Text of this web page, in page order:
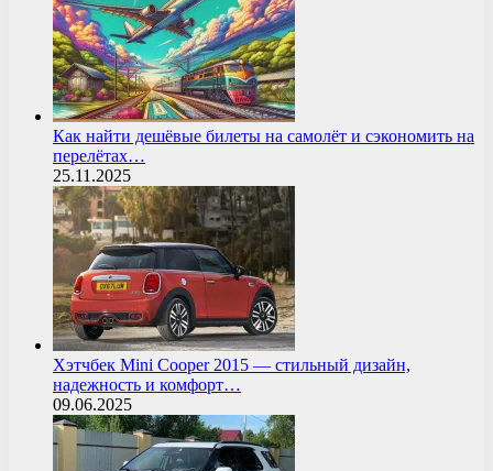
Как найти дешёвые билеты на самолёт и сэкономить на
перелётах…
25.11.2025
Хэтчбек Mini Cooper 2015 — стильный дизайн,
надежность и комфорт…
09.06.2025